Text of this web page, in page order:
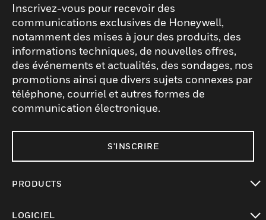
Inscrivez-vous pour recevoir des
communications exclusives de Honeywell,
notamment des mises à jour des produits, des
informations techniques, de nouvelles offres,
des événements et actualités, des sondages, nos
promotions ainsi que divers sujets connexes par
téléphone, courriel et autres formes de
communication électronique.
S'INSCRIRE
PRODUCTS
LOGICIEL